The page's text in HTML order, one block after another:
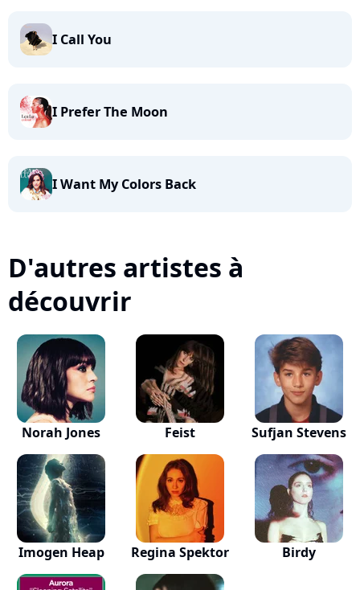
I Call You
I Prefer The Moon
I Want My Colors Back
D'autres artistes à
découvrir
Norah Jones Feist Sufjan Stevens
Imogen Heap Regina Spektor Birdy